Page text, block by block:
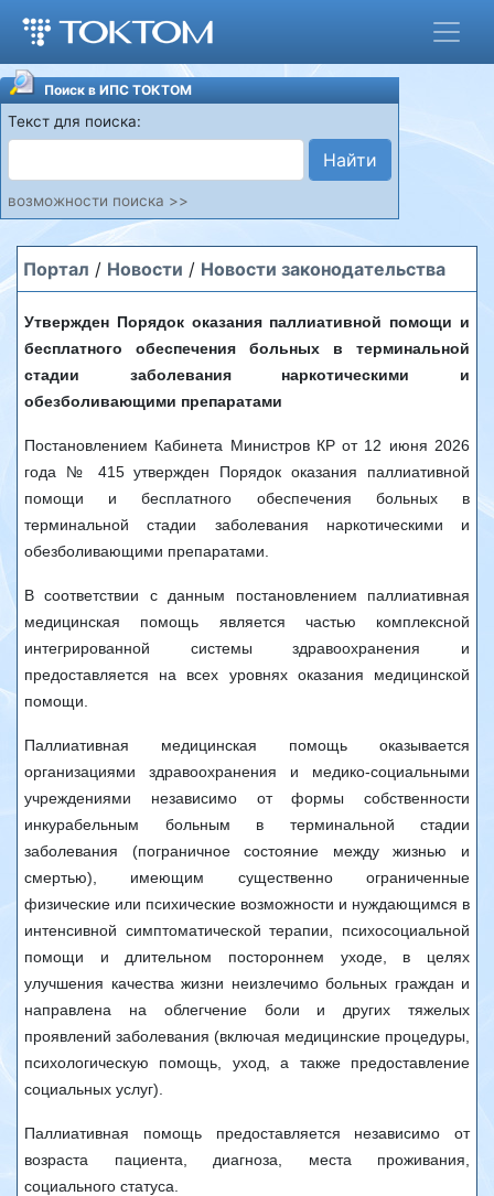
Поиск в ИПС ТОКТОМ
Текст для поиска:
Найти
возможности поиска >>
Портал / Новости / Новости законодательства
Утвержден Порядок оказания паллиативной помощи и
бесплатного обеспечения больных в терминальной
стадии заболевания наркотическими и
обезболивающими препаратами
Постановлением Кабинета Министров КР от 12 июня 2026
года № 415 утвержден Порядок оказания паллиативной
помощи и бесплатного обеспечения больных в
терминальной стадии заболевания наркотическими и
обезболивающими препаратами.
В соответствии с данным постановлением паллиативная
медицинская помощь является частью комплексной
интегрированной системы здравоохранения и
предоставляется на всех уровнях оказания медицинской
помощи.
Паллиативная медицинская помощь оказывается
организациями здравоохранения и медико-социальными
учреждениями независимо от формы собственности
инкурабельным больным в терминальной стадии
заболевания (пограничное состояние между жизнью и
смертью), имеющим существенно ограниченные
физические или психические возможности и нуждающимся в
интенсивной симптоматической терапии, психосоциальной
помощи и длительном постороннем уходе, в целях
улучшения качества жизни неизлечимо больных граждан и
направлена на облегчение боли и других тяжелых
проявлений заболевания (включая медицинские процедуры,
психологическую помощь, уход, а также предоставление
социальных услуг).
Паллиативная помощь предоставляется независимо от
возраста пациента, диагноза, места проживания,
социального статуса.